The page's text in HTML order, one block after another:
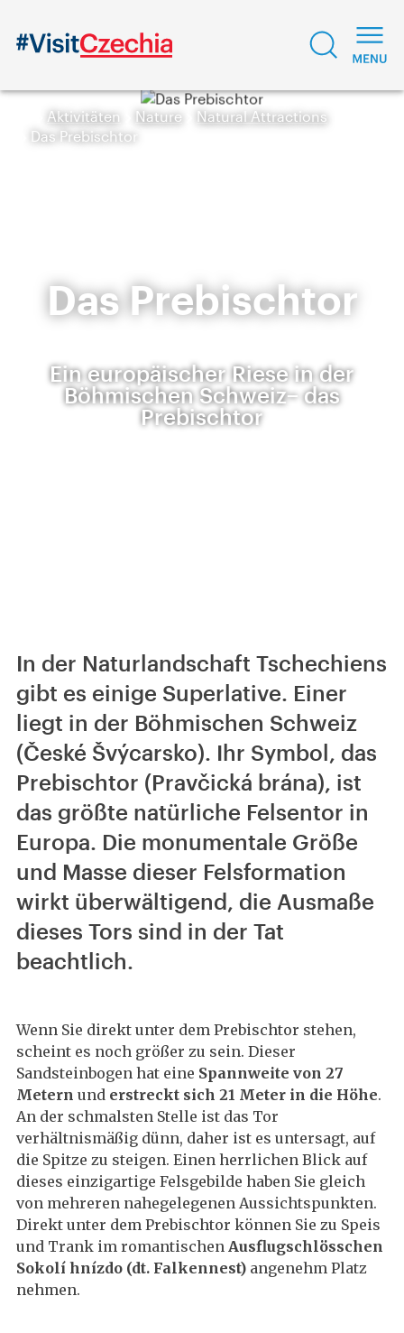
Aktivitäten Nature
Natural Attractions
Das Prebischtor
Das Prebischtor
Ein europäischer Riese in der
Böhmischen Schweiz− das
Prebischtor
In der Naturlandschaft Tschechiens
gibt es einige Superlative. Einer
liegt in der Böhmischen Schweiz
(České Švýcarsko). Ihr Symbol, das
Prebischtor (Pravčická brána), ist
das größte natürliche Felsentor in
Europa. Die monumentale Größe
und Masse dieser Felsformation
wirkt überwältigend, die Ausmaße
dieses Tors sind in der Tat
beachtlich.
Wenn Sie direkt unter dem Prebischtor stehen,
scheint es noch größer zu sein. Dieser
Sandsteinbogen hat eine Spannweite von 27
Metern und erstreckt sich 21 Meter in die Höhe.
An der schmalsten Stelle ist das Tor
verhältnismäßig dünn, daher ist es untersagt, auf
die Spitze zu steigen. Einen herrlichen Blick auf
dieses einzigartige Felsgebilde haben Sie gleich
von mehreren nahegelegenen Aussichtspunkten.
Direkt unter dem Prebischtor können Sie zu Speis
und Trank im romantischen Ausflugschlösschen
Sokolí hnízdo (dt. Falkennest) angenehm Platz
nehmen.